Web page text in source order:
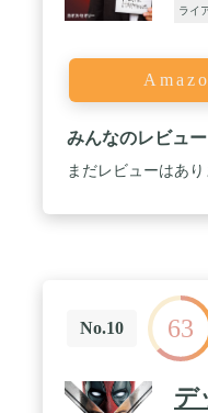
ライ
みんなのレビュー
まだレビューはあり
No.10 63
デ